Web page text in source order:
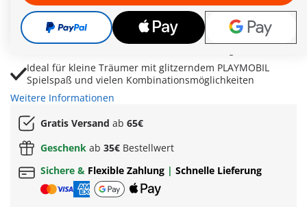
Fee und Joyling kümmern sich liebevoll um
Regenbogenblume und schaffen sanfte Pflegemomente
Striegelset und Zubehör laden zu fantasievollen
Ideal für kleine Träumer mit glitzerndem PLAYMOBIL
Spielspaß und vielen Kombinationsmöglichkeiten
Weitere Informationen
Gratis Versand ab 65€
Geschenk ab 35€ Bestellwert
Sichere & Flexible Zahlung | Schnelle Lieferung